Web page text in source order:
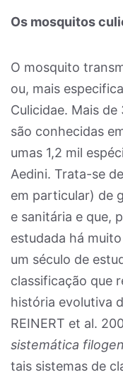
Os mosquitos
O mosquito
ou, mais
Culicidae. Mais
são conhecidas
umas 1,2 mil
Aedini. Trata-se
em particular) de
e sanitária e que,
estudada há
um século de
classificação que
história evolutiva
REINERT et al.
sistemática
tais sistemas de